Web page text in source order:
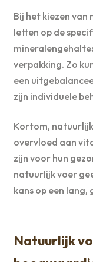
Bij het kiezen
letten op de
verpakking. Zo
een
zijn individuele
Kortom,
overvloed aan
zijn voor hun
natuurlijk voer
kans op een lang,
Natuurlijk